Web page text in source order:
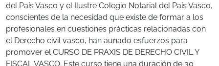
del País Vasco y el Ilustre Colegio Notarial del País Vasco,
conscientes de la necesidad que existe de formar a los
profesionales en cuestiones prácticas relacionadas con
el Derecho civil vasco, han aunado esfuerzos para
promover el CURSO DE PRAXIS DE DERECHO CIVIL Y
FISCAL VASCO. Este curso tiene una duración de 30